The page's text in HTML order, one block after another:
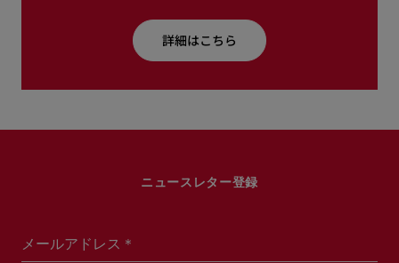
詳細はこちら
ニュースレター登録
メールアドレス＊